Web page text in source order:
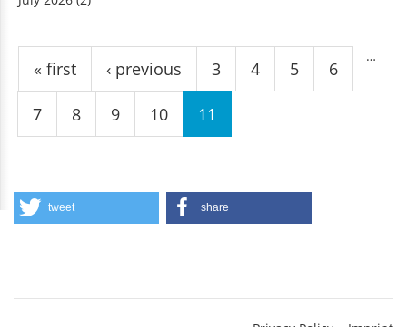
Pages
« first ‹ previous
…
3 4 5 6
7 8 9 10 11
tweet share